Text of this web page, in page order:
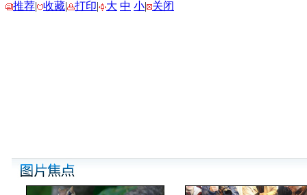
推荐| 收藏| 打印| 大 中 小| 关闭